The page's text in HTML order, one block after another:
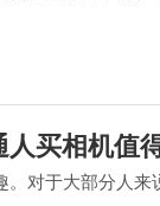
人买相机值
。对于大部分人来